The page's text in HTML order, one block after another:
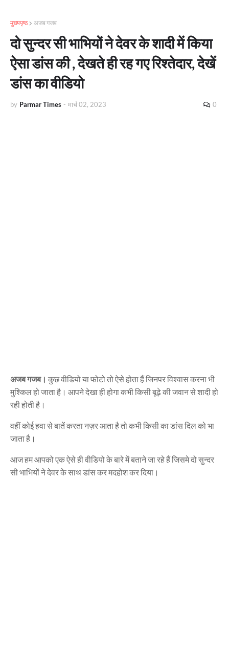
मुख्यपृष्ठ अजब गजब
दो सुन्दर सी भाभियों ने देवर के शादी में किया
ऐसा डांस की , देखते ही रह गए रिश्तेदार, देखें
डांस का वीडियो
by Parmar Times - मार्च 02, 2023 0
अजब गजब। कुछ वीडियो या फोटो तो ऐसे होता हैं जिनपर विश्वास करना भी
मुश्किल हो जाता है। आपने देखा ही होगा कभी किसी बूढ़े की जवान से शादी हो
रही होती है।
वहीं कोई हवा से बातें करता नज़र आता है तो कभी किसी का डांस दिल को भा
जाता है।
आज हम आपको एक ऐसे ही वीडियो के बारे में बताने जा रहे हैं जिसमे दो सुन्दर
सी भाभियों ने देवर के साथ डांस कर मदहोश कर दिया।